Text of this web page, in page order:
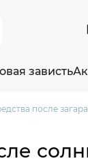
зависть
после загара